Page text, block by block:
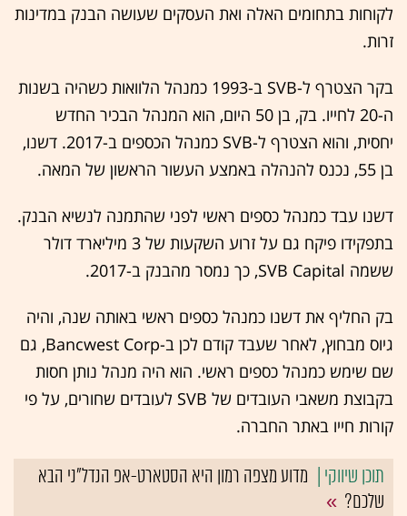
לקוחות בתחומים האלה ואת העסקים שעושה הבנק במדינות
זרות.
בקר הצטרף ל-SVB ב-1993 כמנהל הלוואות כשהיה בשנות
ה-20 לחייו. בק, בן 50 היום, הוא המנהל הבכיר החדש
יחסית, והוא הצטרף ל-SVB כמנהל הכספים ב‏-2017. דשנו,
בן 55, נכנס להנהלה באמצע העשור הראשון של המאה.
דשנו עבד כמנהל כספים ראשי לפני שהתמנה לנשיא הבנק.
בתפקידו פיקח גם על זרוע השקעות של 3 מיליארד דולר
ששמה SVB Capital, כך נמסר מהבנק ב-2017.
בק החליף את דשנו כמנהל כספים ראשי באותה שנה, והיה
גיוס מבחוץ, לאחר שעבד קודם לכן ב-Bancwest Corp, גם
שם שימש כמנהל כספים ראשי. הוא היה מנהל נותן חסות
בקבוצת משאבי העובדים של SVB לעובדים שחורים, על פי
קורות חייו באתר החברה.
מדוע מצפה רמון היא הסטארט-אפ הנדל"ני הבא
שלכם?